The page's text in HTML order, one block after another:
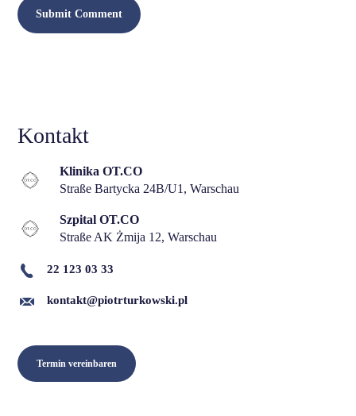
Kontakt
Klinika OT.CO
Straße Bartycka 24B/U1, Warschau
Szpital OT.CO
Straße AK Żmija 12, Warschau
22 123 03 33
kontakt@piotrturkowski.pl
Termin vereinbaren